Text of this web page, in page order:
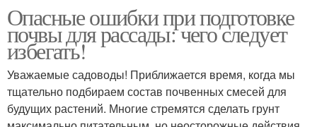
Опасные ошибки при подготовке
почвы для рассады: чего следует
избегать!
Уважаемые садоводы! Приближается время, когда мы
тщательно подбираем состав почвенных смесей для
будущих растений. Многие стремятся сделать грунт